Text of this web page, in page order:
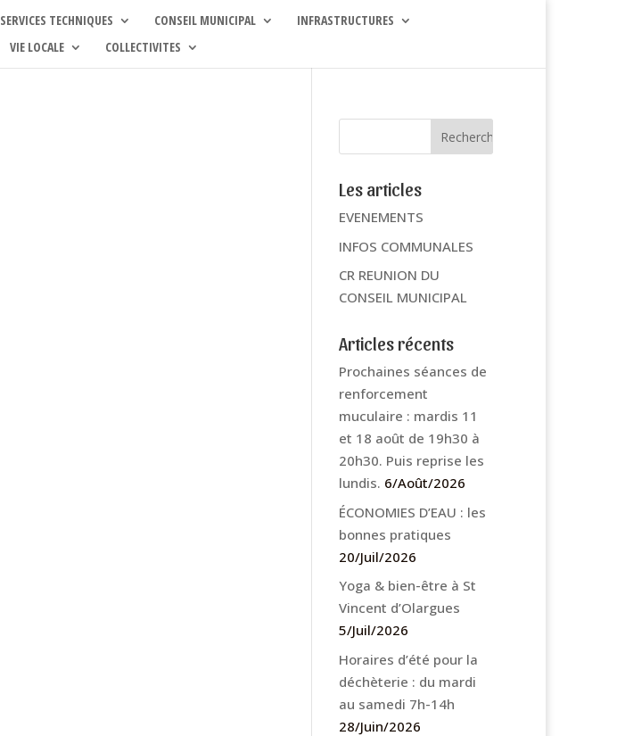
SERVICES TECHNIQUES CONSEIL MUNICIPAL
INFRASTRUCTURES
VIE LOCALE COLLECTIVITES
Les articles
EVENEMENTS
INFOS COMMUNALES
CR REUNION DU
CONSEIL MUNICIPAL
Articles récents
Prochaines séances de
renforcement
muculaire : mardis 11
et 18 août de 19h30 à
20h30. Puis reprise les
lundis. 6/Août/2026
ÉCONOMIES D’EAU : les
bonnes pratiques
20/Juil/2026
Yoga & bien-être à St
Vincent d’Olargues
5/Juil/2026
Horaires d’été pour la
déchèterie : du mardi
au samedi 7h-14h
28/Juin/2026